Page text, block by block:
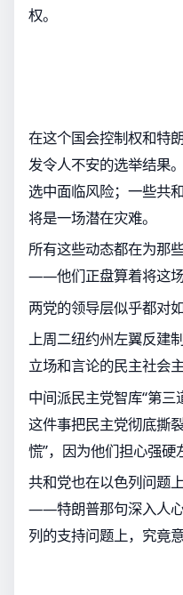
权。
在这个国会控制权和特
发令人不安的选举结果
选中面临风险；一些共
将是一场潜在灾难。
所有这些动态都在为那
——他们正盘算着将这
两党的领导层似乎都对
上周二纽约州左翼反建
立场和言论的民主社会主
中间派民主党智库“第三
这件事把民主党彻底撕
慌”，因为他们担心强
共和党也在以色列问题
——特朗普那句深入人心
列的支持问题上，究竟